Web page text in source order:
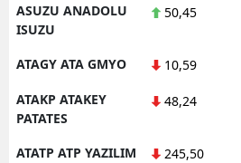
ASUZU ANADOLU
ISUZU
50,45
ATAGY ATA GMYO 10,59
ATAKP ATAKEY
PATATES
48,24
ATATP ATP YAZILIM 245,50